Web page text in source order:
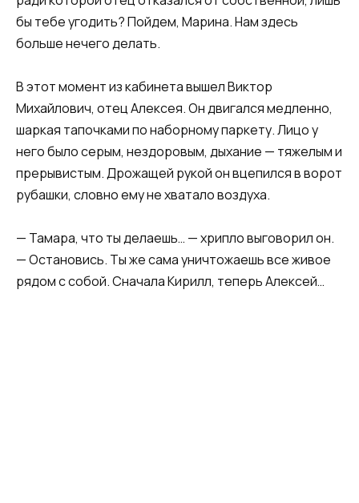
бы тебе угодить? Пойдем, Марина. Нам здесь
больше нечего делать.
В этот момент из кабинета вышел Виктор
Михайлович, отец Алексея. Он двигался медленно,
шаркая тапочками по наборному паркету. Лицо у
него было серым, нездоровым, дыхание — тяжелым и
прерывистым. Дрожащей рукой он вцепился в ворот
рубашки, словно ему не хватало воздуха.
— Тамара, что ты делаешь… — хрипло выговорил он.
— Остановись. Ты же сама уничтожаешь все живое
рядом с собой. Сначала Кирилл, теперь Алексей…